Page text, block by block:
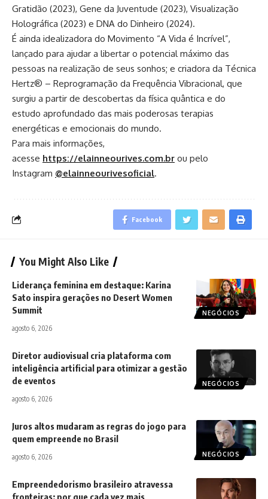
Gratidão (2023), Gene da Juventude (2023), Visualização
Holográfica (2023) e DNA do Dinheiro (2024).
É ainda idealizadora do Movimento “A Vida é Incrível”,
lançado para ajudar a libertar o potencial máximo das
pessoas na realização de seus sonhos; e criadora da Técnica
Hertz® – Reprogramação da Frequência Vibracional, que
surgiu a partir de descobertas da física quântica e do
estudo aprofundado das mais poderosas terapias
energéticas e emocionais do mundo.
Para mais informações,
acesse https://elainneourives.com.br ou pelo
Instagram @elainneourivesoficial.
Facebook
You Might Also Like
NEGÓCIOS
Liderança feminina em destaque: Karina
Sato inspira gerações no Desert Women
Summit
agosto 6, 2026
NEGÓCIOS
Diretor audiovisual cria plataforma com
inteligência artificial para otimizar a gestão
de eventos
agosto 6, 2026
NEGÓCIOS
Juros altos mudaram as regras do jogo para
quem empreende no Brasil
agosto 6, 2026
Empreendedorismo brasileiro atravessa
fronteiras: por que cada vez mais